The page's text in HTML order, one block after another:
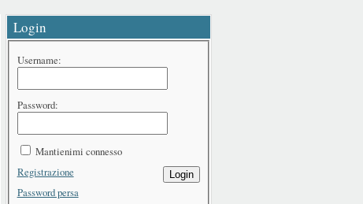
Login
Username:
Password:
Mantienimi connesso
Login
Registrazione
Password persa